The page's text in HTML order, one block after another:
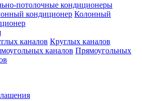
потолочные кондиционеры
Колонный
Круглых каналов
Прямоугольных